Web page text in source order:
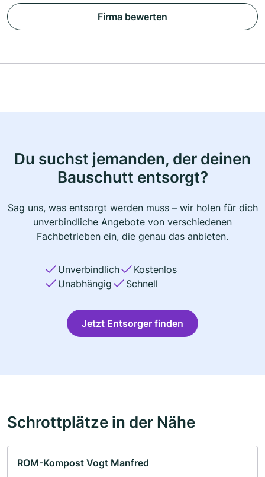
Firma bewerten
Du suchst jemanden, der deinen
Bauschutt entsorgt?
Sag uns, was entsorgt werden muss – wir holen für dich
unverbindliche Angebote von verschiedenen
Fachbetrieben ein, die genau das anbieten.
Unverbindlich
Kostenlos
Unabhängig
Schnell
Jetzt Entsorger finden
Schrottplätze in der Nähe
ROM-Kompost Vogt Manfred